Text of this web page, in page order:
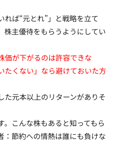
れば“元とれ”」と戦略を立て
株主優待をもらうようにしてい
価が下がるのは許容できな
たくない」なら避けておいた方
た元本以上のリターンがありそ
こんな株もあると知ってもら
：節約への情熱は誰にも負けな